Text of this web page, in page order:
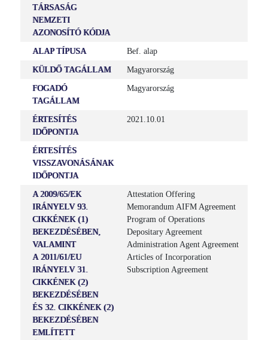
TÁRSASÁG
NEMZETI
AZONOSÍTÓ KÓDJA
ALAP TÍPUSA Bef. alap
KÜLDŐ TAGÁLLAM Magyarország
FOGADÓ
TAGÁLLAM
Magyarország
ÉRTESÍTÉS
IDŐPONTJA
2021.10.01
ÉRTESÍTÉS
VISSZAVONÁSÁNAK
IDŐPONTJA
A 2009/65/EK
IRÁNYELV 93.
CIKKÉNEK (1)
BEKEZDÉSÉBEN,
VALAMINT
A 2011/61/EU
IRÁNYELV 31.
CIKKÉNEK (2)
BEKEZDÉSÉBEN
ÉS 32. CIKKÉNEK (2)
BEKEZDÉSÉBEN
EMLÍTETT
Attestation Offering
Memorandum AIFM Agreement
Program of Operations
Depositary Agreement
Administration Agent Agreement
Articles of Incorporation
Subscription Agreement